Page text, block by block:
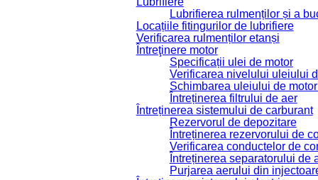
Lubrifierea rulmenților și a
Locațiile fitingurilor de lubrifiere
Verificarea rulmenților etanși
Întreţinere motor
Specificații ulei de motor
Verificarea nivelului uleiului
Schimbarea uleiului de
Întreținerea filtrului de aer
Întreținerea sistemului de carburant
Rezervorul de depozitare
Întreținerea rezervorului de
Verificarea conductelor de
Întreținerea separatorului de
Purjarea aerului din